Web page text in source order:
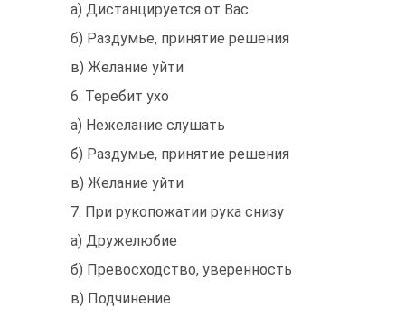
а) Дистанцируется от Вас
б) Раздумье, принятие решения
в) Желание уйти
6. Теребит ухо
а) Нежелание слушать
б) Раздумье, принятие решения
в) Желание уйти
7. При рукопожатии рука снизу
а) Дружелюбие
б) Превосходство, уверенность
в) Подчинение